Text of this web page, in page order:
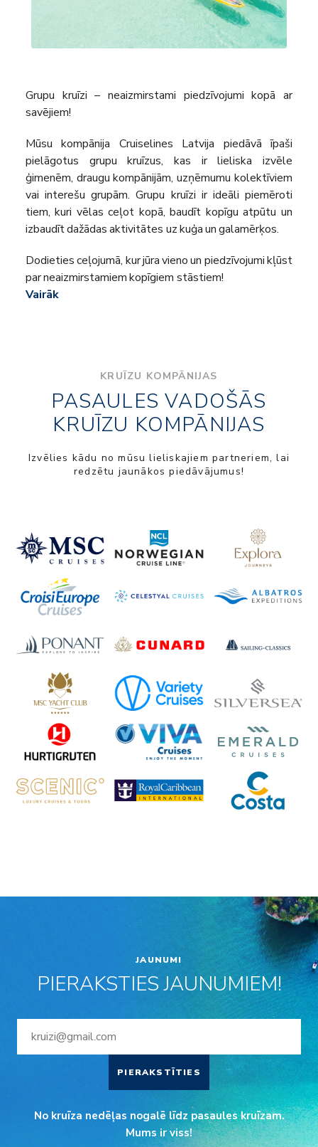
Grupu kruīzi – neaizmirstami piedzīvojumi kopā ar
savējiem!
Mūsu kompānija Cruiselines Latvija piedāvā īpaši
pielāgotus grupu kruīzus, kas ir lieliska izvēle
ģimenēm, draugu kompānijām, uzņēmumu kolektīviem
vai interešu grupām. Grupu kruīzi ir ideāli piemēroti
tiem, kuri vēlas ceļot kopā, baudīt kopīgu atpūtu un
izbaudīt dažādas aktivitātes uz kuģa un galamērķos.
Dodieties ceļojumā, kur jūra vieno un piedzīvojumi kļūst
par neaizmirstamiem kopīgiem stāstiem!
Vairāk
KRUĪZU KOMPĀNIJAS
PASAULES VADOŠĀS
KRUĪZU KOMPĀNIJAS
Izvēlies kādu no mūsu lieliskajiem partneriem, lai
redzētu jaunākos piedāvājumus!
JAUNUMI
PIERAKSTIES JAUNUMIEM!
PIERAKSTĪTIES
No kruīza nedēļas nogalē līdz pasaules kruīzam.
Mums ir viss!